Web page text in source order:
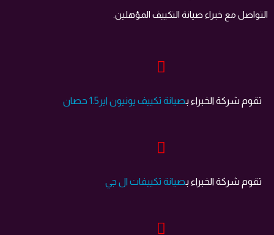
التواصل مع خبراء صيانة التكييف المؤهلين.
تقوم شركة الخبراء بصيانة تكييف يونيون اير1.5 حصان
تقوم شركة الخبراء بصيانة تكييفات ال جي